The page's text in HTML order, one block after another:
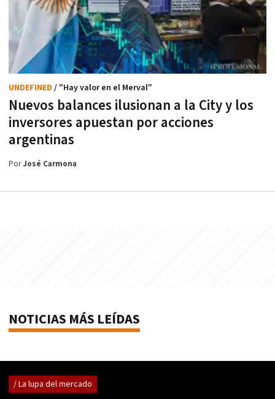
Nuevos balances ilusionan a la City y los
inversores apuestan por acciones
argentinas
UNDEFINED / "Hay valor en el Merval"
PorJosé Carmona
NOTICIAS MÁS LEÍDAS
/ La lupa del mercado